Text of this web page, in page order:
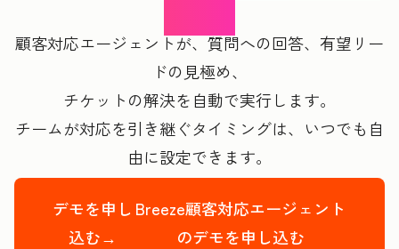
顧客対応エージェントが、質問への回答、有望リー
ドの見極め、
チケットの解決を自動で実行します。
チームが対応を引き継ぐタイミングは、いつでも自
由に設定できます。
デモを申し
込む→
Breeze顧客対応エージェント
のデモを申し込む